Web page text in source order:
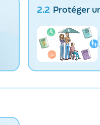
2.2 Protéger
Lire la vidéo